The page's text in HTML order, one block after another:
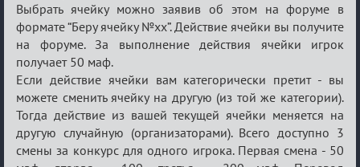
Выбрать ячейку можно заявив об этом на форуме в
формате “Беру ячейку №хх”. Действие ячейки вы получите
на форуме. За выполнение действия ячейки игрок
получает 50 маф.
Если действие ячейки вам категорически претит - вы
можете сменить ячейку на другую (из той же категории).
Тогда действие из вашей текущей ячейки меняется на
другую случайную (организаторами). Всего доступно 3
смены за конкурс для одного игрока. Первая смена - 50